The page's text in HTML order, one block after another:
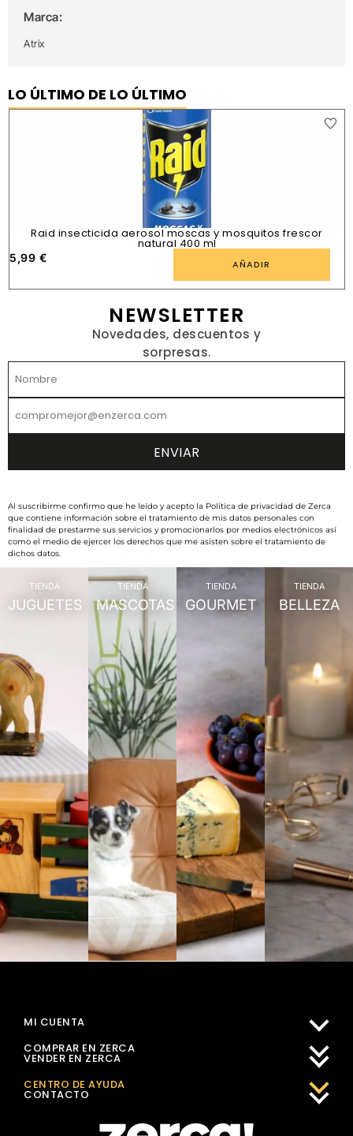
Marca:
Atrix
LO ÚLTIMO DE LO ÚLTIMO
Raid insecticida aerosol moscas y mosquitos frescor
natural 400 ml
5,99 € AÑADIR
NEWSLETTER
Novedades, descuentos y
sorpresas.
Al suscribirme confirmo que he leído y acepto la Política de privacidad de Zerca
que contiene información sobre el tratamiento de mis datos personales con
finalidad de prestarme sus servicios y promocionarlos por medios electrónicos así
como el medio de ejercer los derechos que me asisten sobre el tratamiento de
dichos datos.
TIENDA
JUGUETES
TIENDA
MASCOTAS
TIENDA
GOURMET
TIENDA
BELLEZA
MI CUENTA
COMPRAR EN ZERCA
VENDER EN ZERCA
CENTRO DE AYUDA
CONTACTO